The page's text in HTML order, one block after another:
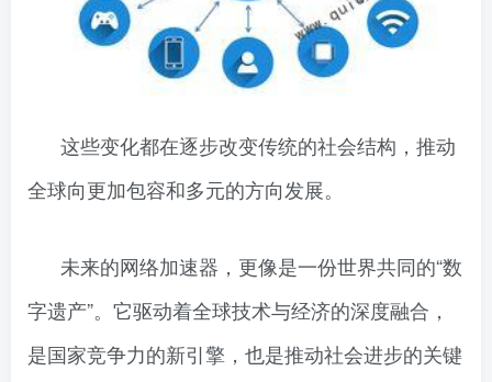
这些变化都在逐步改变传统的社会结构，推动
全球向更加包容和多元的方向发展。
未来的网络加速器，更像是一份世界共同的“数
字遗产”。它驱动着全球技术与经济的深度融合，
是国家竞争力的新引擎，也是推动社会进步的关键